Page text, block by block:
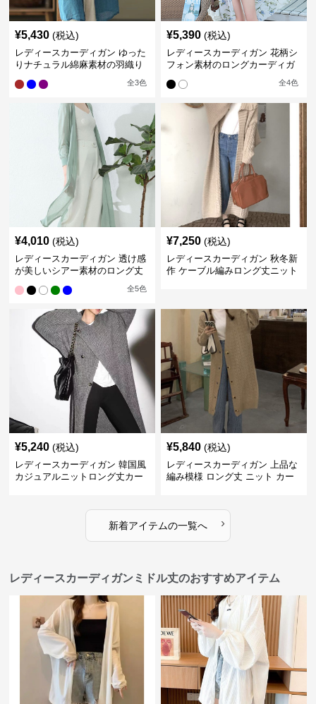
¥5,430 (税込)
レディースカーディガン ゆった
りナチュラル綿麻素材の羽織り
全3色
¥5,390 (税込)
レディースカーディガン 花柄シ
フォン素材のロングカーディガ
全4色
¥4,010 (税込)
レディースカーディガン 透け感
が美しいシアー素材のロング丈
全5色
¥7,250 (税込)
レディースカーディガン 秋冬新
作 ケーブル編みロング丈ニット
¥5,240 (税込)
レディースカーディガン 韓国風
カジュアルニットロング丈カー
¥5,840 (税込)
レディースカーディガン 上品な
編み模様 ロング丈 ニット カー
新着アイテムの一覧へ ›
レディースカーディガンミドル丈のおすすめアイテム